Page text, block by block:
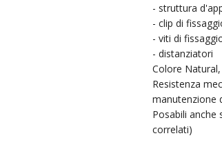
- struttura
- clip di
- viti di
- distanziatori
Colore
Resistenza
manutenzione
Posabili anche
correlati)